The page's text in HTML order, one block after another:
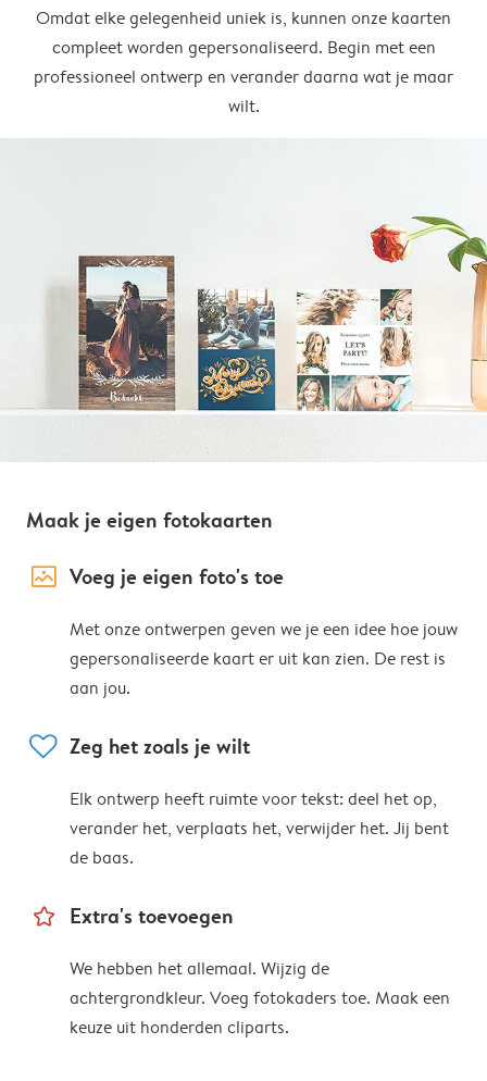
Omdat elke gelegenheid uniek is, kunnen onze kaarten
compleet worden gepersonaliseerd. Begin met een
professioneel ontwerp en verander daarna wat je maar
wilt.
Maak je eigen fotokaarten
image_placeholder Voeg je eigen foto's toe
Met onze ontwerpen geven we je een idee hoe jouw
gepersonaliseerde kaart er uit kan zien. De rest is
aan jou.
heart Zeg het zoals je wilt
Elk ontwerp heeft ruimte voor tekst: deel het op,
verander het, verplaats het, verwijder het. Jij bent
de baas.
star_outline Extra's toevoegen
We hebben het allemaal. Wijzig de
achtergrondkleur. Voeg fotokaders toe. Maak een
keuze uit honderden cliparts.